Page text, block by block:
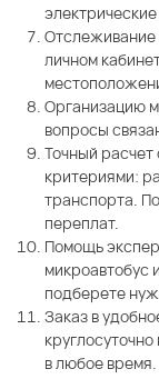
Отслеживание
личном
Организацию
вопросы
Точный расчет
критериями:
транспорта.
переплат.
Помощь
микроавтобус
подберете
Заказ в
в любое время.